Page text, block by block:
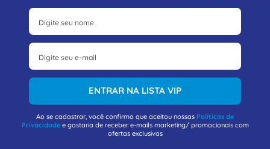
ENTRAR NA LISTA VIP
Ao se cadastrar, você confirma que aceitou nossas Políticas de
Privacidadee gostaria de receber e-mails marketing/ promocionais com
ofertas exclusivas